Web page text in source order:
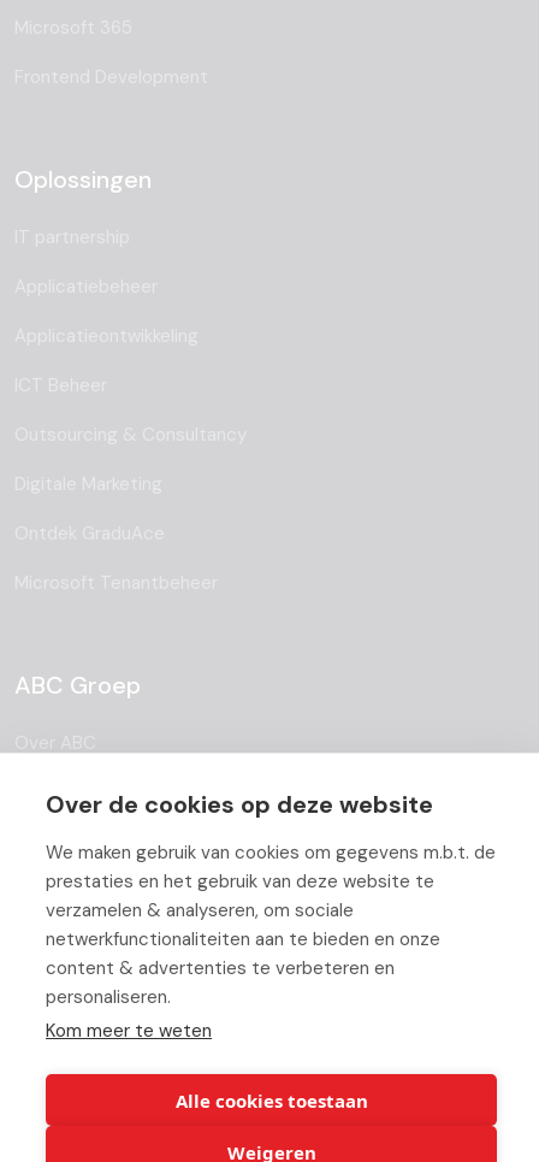
Oplossingen
ABC Groep
Over ABC
Team
Vacatures
Blog
Partners
Contact
Werken bij ABC
Over de cookies op deze website
We maken gebruik van cookies om gegevens m.b.t. de
prestaties en het gebruik van deze website te
verzamelen & analyseren, om sociale
netwerkfunctionaliteiten aan te bieden en onze
content & advertenties te verbeteren en
personaliseren.
Kom meer te weten
Alle cookies toestaan
Weigeren